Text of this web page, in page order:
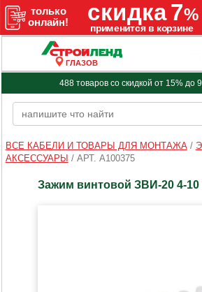
ГЛАЗОВ
488 товаров со скидкой от 15% до
ВСЕ КАБЕЛИ И ТОВАРЫ ДЛЯ МОНТАЖА/
АКСЕССУАРЫ / АРТ. A100375
Зажим винтовой ЗВИ-20 4-10